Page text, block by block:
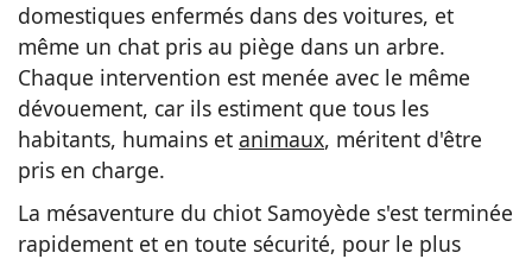
domestiques enfermés dans des voitures, et
même un chat pris au piège dans un arbre.
Chaque intervention est menée avec le même
dévouement, car ils estiment que tous les
habitants, humains et animaux, méritent d'être
pris en charge.
La mésaventure du chiot Samoyède s'est terminée
rapidement et en toute sécurité, pour le plus